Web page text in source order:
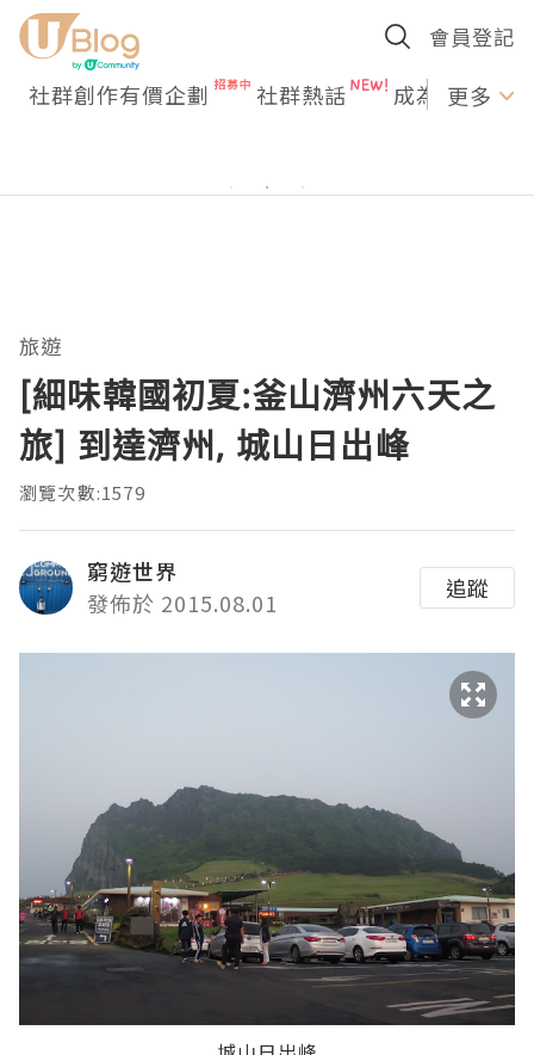
會員登記
社群創作有價企劃 社群熱話 成為U更多
旅遊
[細味韓國初夏:釜山濟州六天之
旅] 到達濟州, 城山日出峰
瀏覽次數:1579
窮遊世界
發佈於 2015.08.01
追蹤